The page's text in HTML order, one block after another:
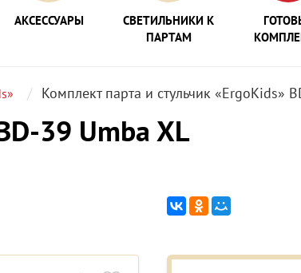
АКСЕССУАРЫ
СВЕТИЛЬНИКИ К
ПАРТАМ
Комплект парта и стульчик «ErgoKids»
39 Umba XL